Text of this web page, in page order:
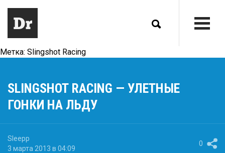
Метка: Slingshot Racing
SLINGSHOT RACING — УЛЕТНЫЕ
ГОНКИ НА ЛЬДУ
Sleepp
3 марта 2013 в 04:09
0